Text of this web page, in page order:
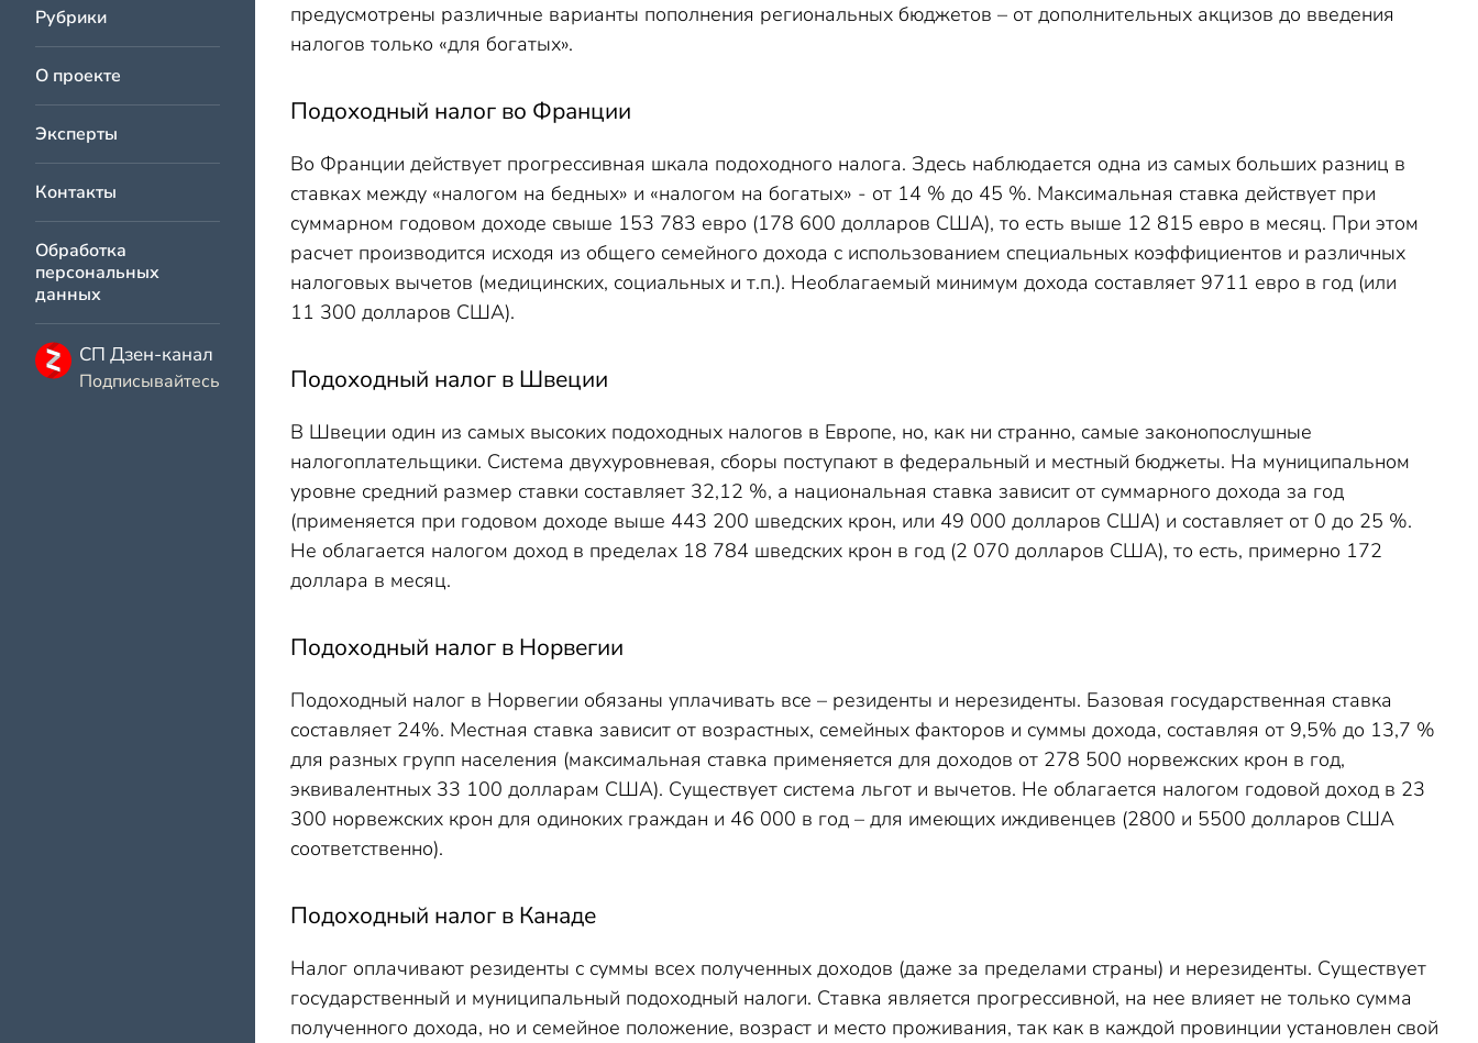
Рубрики
О проекте
Эксперты
Контакты
Обработка
персональных
данных
СП Дзен-канал
Подписывайтесь
предусмотрены различные варианты пополнения региональных бюджетов – от дополнительных акцизов до введения
налогов только «для богатых».
Подоходный налог во Франции
Во Франции действует прогрессивная шкала подоходного налога. Здесь наблюдается одна из самых больших разниц в
ставках между «налогом на бедных» и «налогом на богатых» - от 14 % до 45 %. Максимальная ставка действует при
суммарном годовом доходе свыше 153 783 евро (178 600 долларов США), то есть выше 12 815 евро в месяц. При этом
расчет производится исходя из общего семейного дохода с использованием специальных коэффициентов и различных
налоговых вычетов (медицинских, социальных и т.п.). Необлагаемый минимум дохода составляет 9711 евро в год (или
11 300 долларов США).
Подоходный налог в Швеции
В Швеции один из самых высоких подоходных налогов в Европе, но, как ни странно, самые законопослушные
налогоплательщики. Система двухуровневая, сборы поступают в федеральный и местный бюджеты. На муниципальном
уровне средний размер ставки составляет 32,12 %, а национальная ставка зависит от суммарного дохода за год
(применяется при годовом доходе выше 443 200 шведских крон, или 49 000 долларов США) и составляет от 0 до 25 %.
Не облагается налогом доход в пределах 18 784 шведских крон в год (2 070 долларов США), то есть, примерно 172
доллара в месяц.
Подоходный налог в Норвегии
Подоходный налог в Норвегии обязаны уплачивать все – резиденты и нерезиденты. Базовая государственная ставка
составляет 24%. Местная ставка зависит от возрастных, семейных факторов и суммы дохода, составляя от 9,5% до 13,7 %
для разных групп населения (максимальная ставка применяется для доходов от 278 500 норвежских крон в год,
эквивалентных 33 100 долларам США). Существует система льгот и вычетов. Не облагается налогом годовой доход в 23
300 норвежских крон для одиноких граждан и 46 000 в год – для имеющих иждивенцев (2800 и 5500 долларов США
соответственно).
Подоходный налог в Канаде
Налог оплачивают резиденты с суммы всех полученных доходов (даже за пределами страны) и нерезиденты. Существует
государственный и муниципальный подоходный налоги. Ставка является прогрессивной, на нее влияет не только сумма
полученного дохода, но и семейное положение, возраст и место проживания, так как в каждой провинции установлен свой